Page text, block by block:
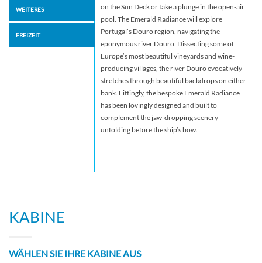
WEITERES
FREIZEIT
on the Sun Deck or take a plunge in the open-air
pool. The Emerald Radiance will explore
Portugal’s Douro region, navigating the
eponymous river Douro. Dissecting some of
Europe’s most beautiful vineyards and wine-
producing villages, the river Douro evocatively
stretches through beautiful backdrops on either
bank. Fittingly, the bespoke Emerald Radiance
has been lovingly designed and built to
complement the jaw-dropping scenery
unfolding before the ship’s bow.
KABINE
WÄHLEN SIE IHRE KABINE AUS